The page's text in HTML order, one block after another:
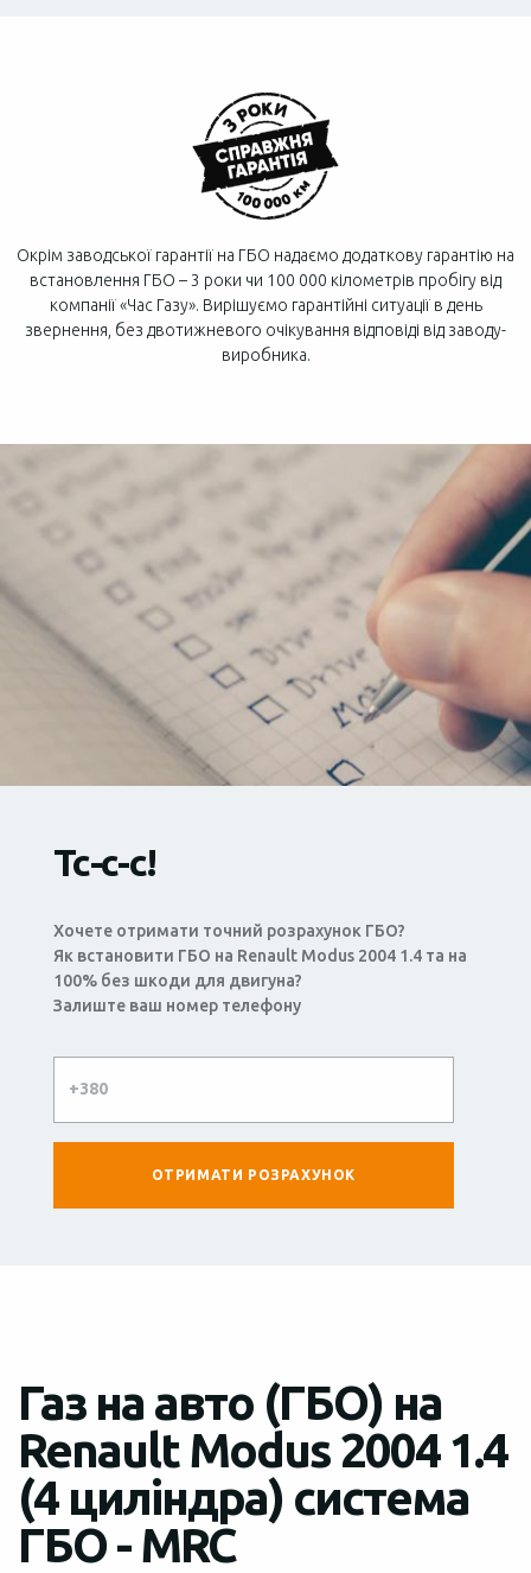
Окрім заводської гарантії на ГБО надаємо додаткову гарантію на
встановлення ГБО – 3 роки чи 100 000 кілометрів пробігу від
компанії «Час Газу». Вирішуємо гарантійні ситуації в день
звернення, без двотижневого очікування відповіді від заводу-
виробника.
Тс-с-с!
Хочете отримати точний розрахунок ГБО?
Як встановити ГБО на Renault Modus 2004 1.4 та на
100% без шкоди для двигуна?
Залиште ваш номер телефону
Газ на авто (ГБО) на
Renault Modus 2004 1.4
(4 циліндра) система
ГБО - MRC